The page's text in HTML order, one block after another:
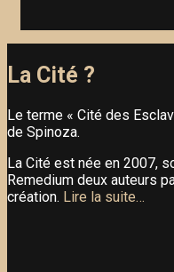
La Cité ?
Le terme « Cité des
de Spinoza.
La Cité est née en 2007,
Remedium deux auteurs
création. Lire la suite…